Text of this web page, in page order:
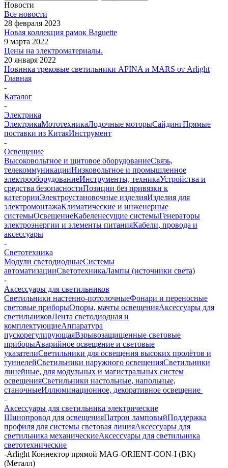
Новости
Все новости
28 февраля 2023
Новая коллекция рамок Baguette
9 марта 2022
Цены на электроматериалы.
20 января 2022
Новинка трековые светильники AFINA и MARS от Arlight
Главная
-
Каталог
-
Электрика
ЭлектрикаМототехникаЛодочные моторыСайдингПрямые
поставки из КитаяИнструмент
-
Освещение
Высоковольтное и щитовое оборудованиеСвязь,
телекоммуникацииНизковольтное и промышленное
электрооборудованиеИнструменты, техникаУстройства и
средства безопасностиПозиции без привязки к
категорииЭлектроустановочные изделияИзделия для
электромонтажаКлиматические и инженерные
системыОсвещениеКабеленесущие системыГенераторы
электроэнергии и элементы питанияКабели, провода и
аксессуары
-
Светотехника
Модули светодиодныеСистемы
автоматизацииСветотехникаЛампы (источники света)
-
Аксессуары для светильников
Светильники настенно-потолочныеФонари и переносные
световые приборыОпоры, мачты освещенияАксессуары для
светильниковЛента светодиодная и
комплектующиеАппаратура
пускорегулирующаяВзрывозащищенные световые
приборыАварийное освещение и световые
указателиСветильники для освещения высоких пролётов и
туннелейСветильники наружного освещенияСветильники
линейные, для модульных и магистральных систем
освещенияСветильники настольные, напольные,
станочныеИллюминационное, декоративное освещение
-
Аксессуары для светильника электрические
Шинопровод для освещенияПатрон ламповыйПоддержка
профиля для системы световая линияАксессуары для
светильника механическиеАксессуары для светильника
светотехнические
-Arlight Коннектор прямой MAG-ORIENT-CON-I (BK)
(Металл)